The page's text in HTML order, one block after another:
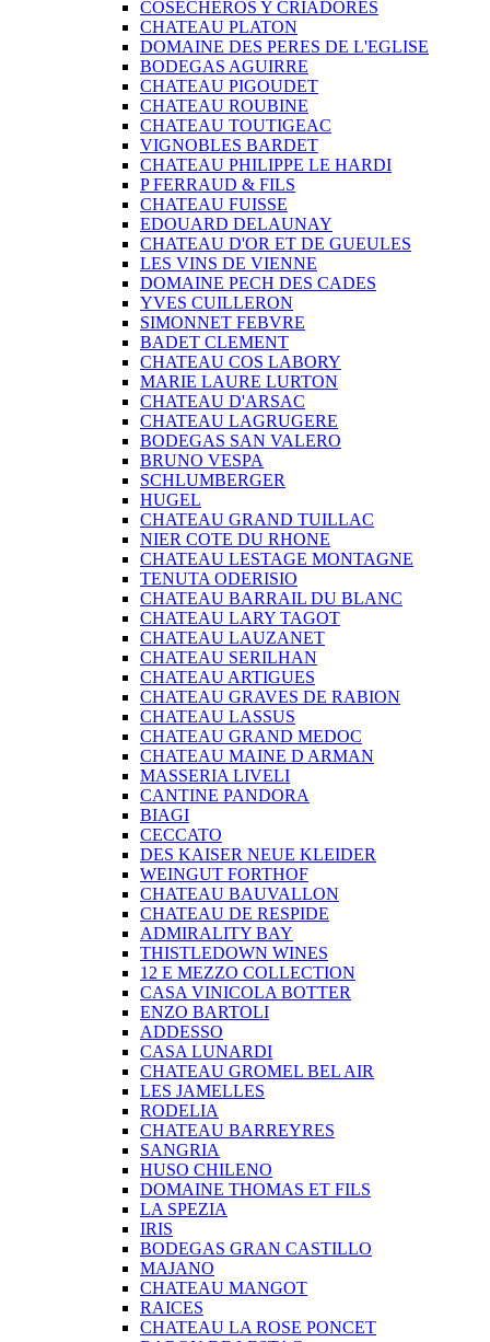
COSECHEROS Y CRIADORES
CHATEAU PLATON
DOMAINE DES PERES DE L'EGLISE
BODEGAS AGUIRRE
CHATEAU PIGOUDET
CHATEAU ROUBINE
CHATEAU TOUTIGEAC
VIGNOBLES BARDET
CHATEAU PHILIPPE LE HARDI
P FERRAUD & FILS
CHATEAU FUISSE
EDOUARD DELAUNAY
CHATEAU D'OR ET DE GUEULES
LES VINS DE VIENNE
DOMAINE PECH DES CADES
YVES CUILLERON
SIMONNET FEBVRE
BADET CLEMENT
CHATEAU COS LABORY
MARIE LAURE LURTON
CHATEAU D'ARSAC
CHATEAU LAGRUGERE
BODEGAS SAN VALERO
BRUNO VESPA
SCHLUMBERGER
HUGEL
CHATEAU GRAND TUILLAC
NIER COTE DU RHONE
CHATEAU LESTAGE MONTAGNE
TENUTA ODERISIO
CHATEAU BARRAIL DU BLANC
CHATEAU LARY TAGOT
CHATEAU LAUZANET
CHATEAU SERILHAN
CHATEAU ARTIGUES
CHATEAU GRAVES DE RABION
CHATEAU LASSUS
CHATEAU GRAND MEDOC
CHATEAU MAINE D ARMAN
MASSERIA LIVELI
CANTINE PANDORA
BIAGI
CECCATO
DES KAISER NEUE KLEIDER
WEINGUT FORTHOF
CHATEAU BAUVALLON
CHATEAU DE RESPIDE
ADMIRALITY BAY
THISTLEDOWN WINES
12 E MEZZO COLLECTION
CASA VINICOLA BOTTER
ENZO BARTOLI
ADDESSO
CASA LUNARDI
CHATEAU GROMEL BEL AIR
LES JAMELLES
RODELIA
CHATEAU BARREYRES
SANGRIA
HUSO CHILENO
DOMAINE THOMAS ET FILS
LA SPEZIA
IRIS
BODEGAS GRAN CASTILLO
MAJANO
CHATEAU MANGOT
RAICES
CHATEAU LA ROSE PONCET